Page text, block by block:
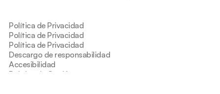
Política de Privacidad
Política de Privacidad
Política de Privacidad
Descargo de responsabilidad de salud
Accesibilidad
Política de Cookies